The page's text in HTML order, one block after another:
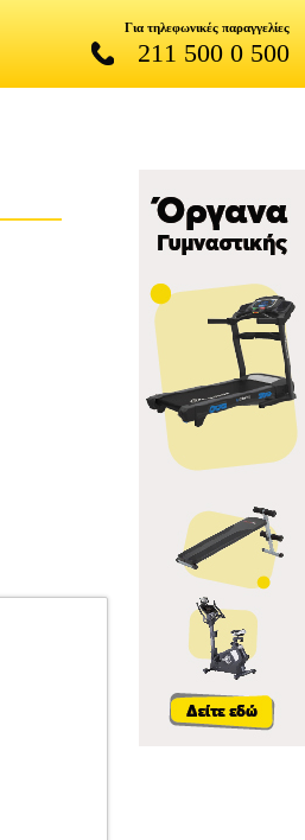
Για τηλεφωνικές παραγγελίες
211 500 0 500